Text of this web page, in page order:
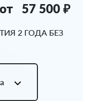
2 ГОДА БЕЗ
от 57 500 ₽